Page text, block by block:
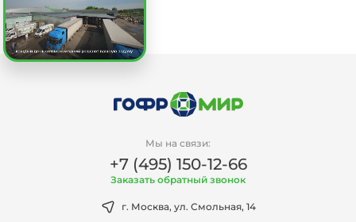
Мы на связи:
+7 (495) 150-12-66
Заказать обратный звонок
г. Москва, ул. Смольная, 14